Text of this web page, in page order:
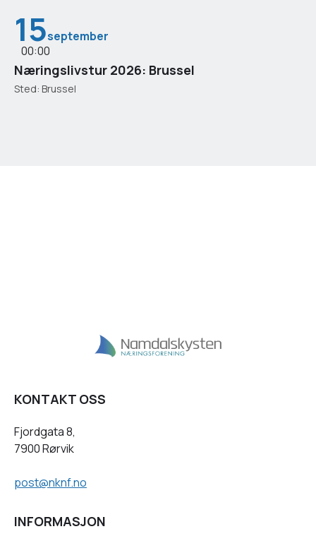
15september
00:00
Næringslivstur 2026: Brussel
Sted: Brussel
KONTAKT OSS
Fjordgata 8,
7900 Rørvik
post@nknf.no
INFORMASJON